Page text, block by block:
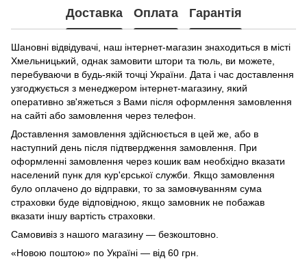
Доставка Оплата Гарантія
Шановні відвідувачі, наш інтернет-магазин знаходиться в місті
Хмельницький, однак замовити штори та тюль, ви можете,
перебуваючи в будь-якій точці України. Дата і час доставлення
узгоджується з менеджером інтернет-магазину, який
оперативно зв'яжеться з Вами після оформлення замовлення
на сайті або замовлення через телефон.
Доставлення замовлення здійснюється в цей же, або в
наступний день після підтвердження замовлення. При
оформленні замовлення через кошик вам необхідно вказати
населений пунк для кур'єрської служби. Якщо замовлення
було оплачено до відправки, то за замовчуванням сума
страховки буде відповідною, якщо замовник не побажав
вказати іншу вартість страховки.
Самовивіз з нашого магазину — безкоштовно.
«Новою поштою» по Україні — від 60 грн.